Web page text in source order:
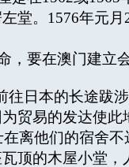
堂。1576年元
，要在澳门建立
日本的长途跋
贸易的发达使
离他们的宿舍
顶的木屋小堂，